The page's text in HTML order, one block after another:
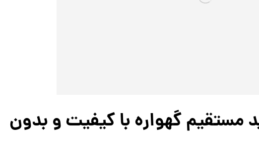
مستقیم گهواره با کیفیت و بدون